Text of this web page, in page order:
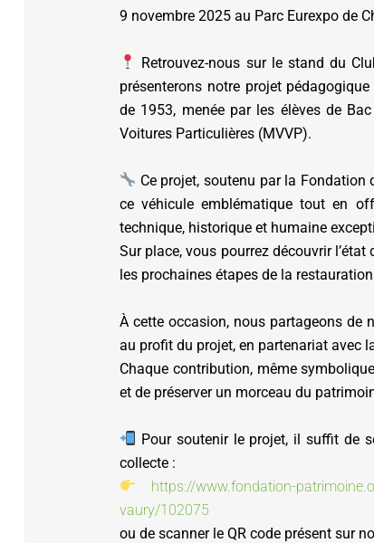
AFFECTATION & INSCRIPTION
INTENDANCE
9 novembre 2025 au Parc Eurexpo de
Retrouvez-nous sur le stand du
présenterons notre projet
de 1953, menée par les élèves de
Voitures Particulières (MVVP).
Ce projet, soutenu par la Fondation
ce véhicule emblématique tout en
technique, historique et humaine
Sur place, vous pourrez découvrir
les prochaines étapes de la
À cette occasion, nous partageons de
au profit du projet, en partenariat avec
Chaque contribution, même
et de préserver un morceau du
Pour soutenir le projet, il suffit de
collecte :
https://www.fondation-
vaury/102075
ou de scanner le QR code présent sur